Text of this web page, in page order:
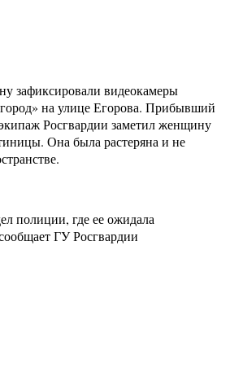
зафиксировали видеокамеры
на улице Егорова. Прибывший
Росгвардии заметил женщину
Она была растеряна и не
полиции, где ее ожидала
ГУ Росгвардии